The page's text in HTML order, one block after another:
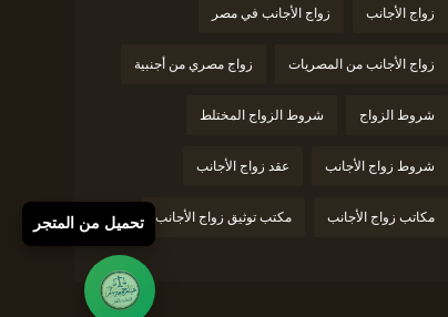
زواج الأجانب زواج الأجانب في مصر
زواج الأجانب من المصريات زواج مصري من أجنبية
شروط الزواج شروط الزواج المختلط
شروط زواج الأجانب عقد زواج الأجانب
مكاتب زواج الأجانب مكتب توثيق زواج الأجانب تحميل من المتجر